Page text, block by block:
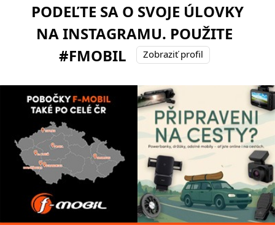
PODEĽTE SA O SVOJE ÚLOVKY
NA INSTAGRAMU. POUŽITE
#FMOBIL
Zobraziť profil